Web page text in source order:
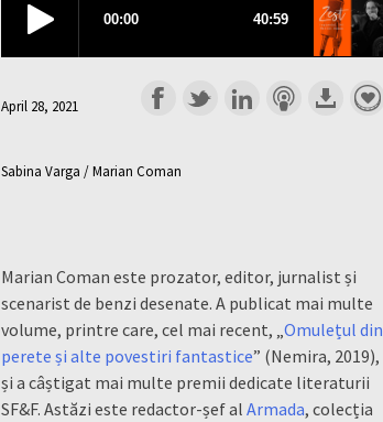
April 28, 2021
Sabina Varga / Marian Coman
Marian Coman este prozator, editor, jurnalist și
scenarist de benzi desenate. A publicat mai multe
volume, printre care, cel mai recent, „Omulețul din
perete și alte povestiri fantastice” (Nemira, 2019),
și a câștigat mai multe premii dedicate literaturii
SF&F. Astăzi este redactor-șef alArmada, colecția